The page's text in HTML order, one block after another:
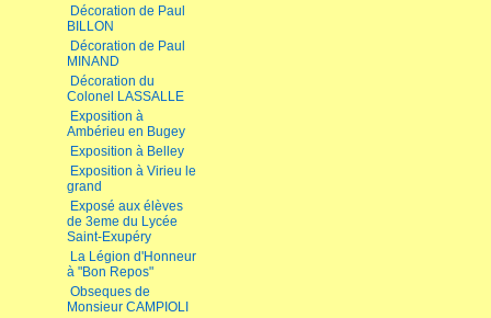
Décoration de Paul
BILLON
Décoration de Paul
MINAND
Décoration du
Colonel LASSALLE
Exposition à
Ambérieu en Bugey
Exposition à Belley
Exposition à Virieu le
grand
Exposé aux élèves
de 3eme du Lycée
Saint-Exupéry
La Légion d'Honneur
à "Bon Repos"
Obseques de
Monsieur CAMPIOLI